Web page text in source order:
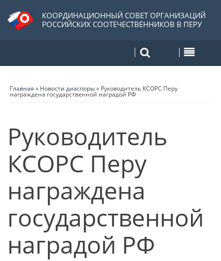
КООРДИНАЦИОННЫЙ СОВЕТ ОРГАНИЗАЦИЙ
РОССИЙСКИХ СООТЕЧЕСТВЕННИКОВ В ПЕРУ
Главная » Новости диаспоры» Руководитель КСОРС Перу
награждена государственной наградой РФ
Руководитель
КСОРС Перу
награждена
государственной
наградой РФ